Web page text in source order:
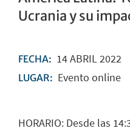
Ucrania y su
FECHA: 14ABRIL2022
LUGAR: Evento online
HORARIO: Desde las